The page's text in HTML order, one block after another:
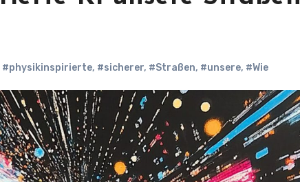
#physikinspirierte, #sicherer, #Straßen, #unsere, #Wie